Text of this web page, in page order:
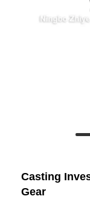
Casting
Gear